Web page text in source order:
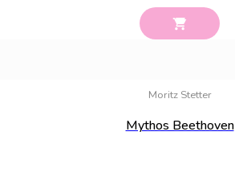
Moritz Stetter
Mythos Beethoven